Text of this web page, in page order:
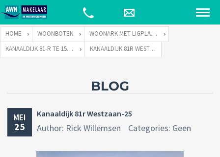
HOME WOONBOTEN
WOONARK MET LIGPLAATS
KANAALDIJK 81-R TE 1551 PH WESTZAAN
KANAALDIJK 81R WESTZAAN-25
BLOG
MEI
25
Kanaaldijk 81r Westzaan-25
Author: Rick Willemsen Categories: Geen